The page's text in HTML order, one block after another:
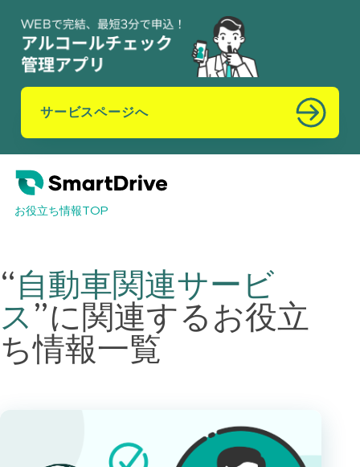
サービスページへ
お役立ち情報TOP
“ 自動車関連サービ
ス ”に関連するお役立
ち情報一覧